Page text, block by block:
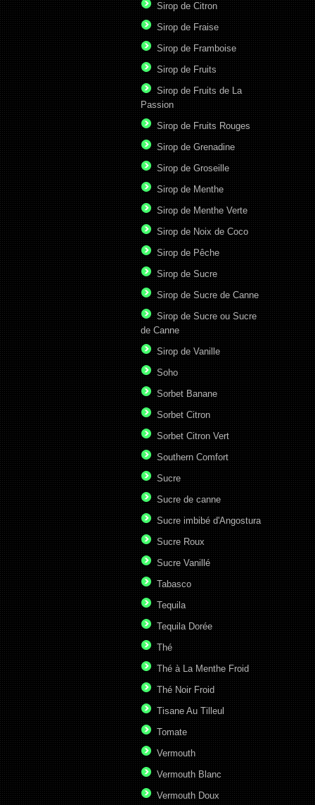
Sirop de Citron
Sirop de Fraise
Sirop de Framboise
Sirop de Fruits
Sirop de Fruits de La
Passion
Sirop de Fruits Rouges
Sirop de Grenadine
Sirop de Groseille
Sirop de Menthe
Sirop de Menthe Verte
Sirop de Noix de Coco
Sirop de Pêche
Sirop de Sucre
Sirop de Sucre de Canne
Sirop de Sucre ou Sucre
de Canne
Sirop de Vanille
Soho
Sorbet Banane
Sorbet Citron
Sorbet Citron Vert
Southern Comfort
Sucre
Sucre de canne
Sucre imbibé d'Angostura
Sucre Roux
Sucre Vanillé
Tabasco
Tequila
Tequila Dorée
Thé
Thé à La Menthe Froid
Thé Noir Froid
Tisane Au Tilleul
Tomate
Vermouth
Vermouth Blanc
Vermouth Doux